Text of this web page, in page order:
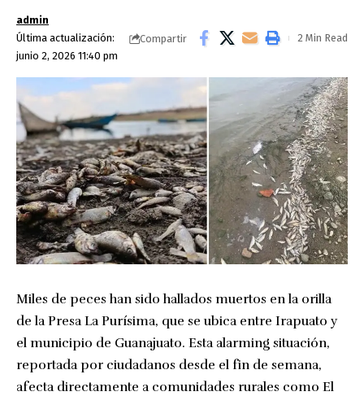
Última actualización:
junio 2, 2026 11:40 pm
admin
Compartir
2 Min Read
Miles de peces han sido hallados muertos en la orilla
de la Presa La Purísima, que se ubica entre Irapuato y
el municipio de Guanajuato. Esta alarming situación,
reportada por ciudadanos desde el fin de semana,
afecta directamente a comunidades rurales como El